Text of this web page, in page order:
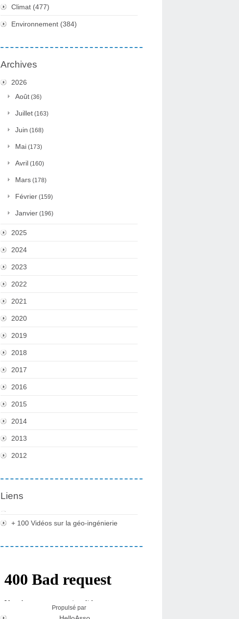
Climat (477)
Environnement (384)
Archives
2026
Août (36)
Juillet (163)
Juin (168)
Mai (173)
Avril (160)
Mars (178)
Février (159)
Janvier (196)
2025
2024
2023
2022
2021
2020
2019
2018
2017
2016
2015
2014
2013
2012
Liens
+ 100 Vidéos sur la géo-ingénierie
Propulsé par